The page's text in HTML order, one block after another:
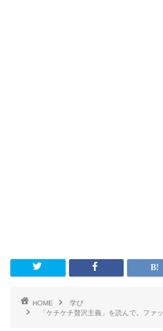
HOME
学び
「ケチケチ贅沢主義」を読んで。ファ